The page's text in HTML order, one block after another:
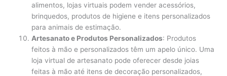
alimentos, lojas virtuais podem vender acessórios,
brinquedos, produtos de higiene e itens personalizados
para animais de estimação.
Artesanato e Produtos Personalizados: Produtos
feitos à mão e personalizados têm um apelo único. Uma
loja virtual de artesanato pode oferecer desde joias
feitas à mão até itens de decoração personalizados,